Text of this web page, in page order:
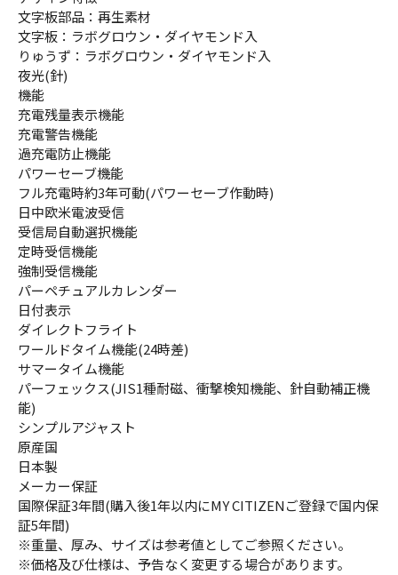
文字板部品：再生素材
文字板：ラボグロウン・ダイヤモンド入
りゅうず：ラボグロウン・ダイヤモンド入
夜光(針)
機能
充電残量表示機能
充電警告機能
過充電防止機能
パワーセーブ機能
フル充電時約3年可動(パワーセーブ作動時)
日中欧米電波受信
受信局自動選択機能
定時受信機能
強制受信機能
パーペチュアルカレンダー
日付表示
ダイレクトフライト
ワールドタイム機能(24時差)
サマータイム機能
パーフェックス(JIS1種耐磁、衝撃検知機能、針自動補正機
能)
シンプルアジャスト
原産国
日本製
メーカー保証
国際保証3年間(購入後1年以内にMY CITIZENご登録で国内保
証5年間)
※重量、厚み、サイズは参考値としてご参照ください。
※価格及び仕様は、予告なく変更する場合があります。